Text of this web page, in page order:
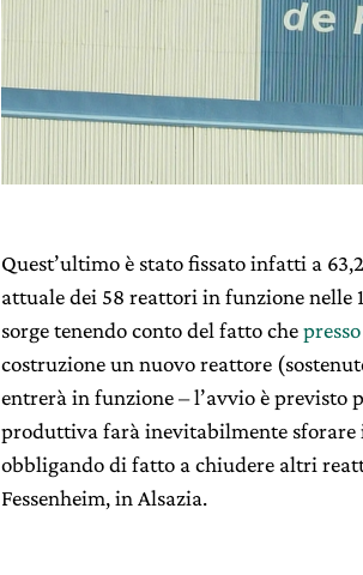
Quest’ultimo è stato fissato infatti a
attuale dei 58 reattori in funzione nelle
sorge tenendo conto del fatto che
costruzione un nuovo reattore
entrerà in funzione – l’avvio è previsto
produttiva farà inevitabilmente
obbligando di fatto a chiudere altri
Fessenheim, in Alsazia.